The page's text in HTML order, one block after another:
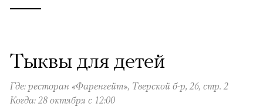
Тыквы для детей
Где: ресторан «Фаренгейт», Тверской б-р, 26, стр. 2
Когда: 28 октября с 12:00